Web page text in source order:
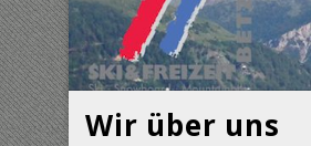
Wir über uns